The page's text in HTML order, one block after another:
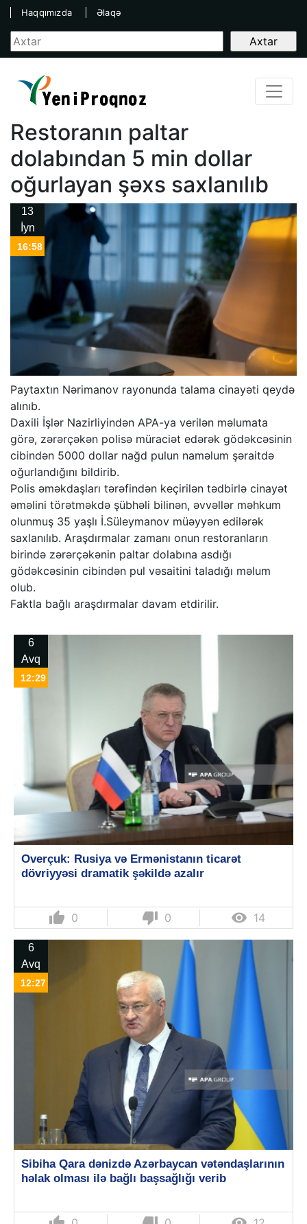
Haqqımızda Əlaqə
Restoranın paltar
dolabından 5 min dollar
oğurlayan şəxs saxlanılıb
13
İyn
16:58
Paytaxtın Nərimanov rayonunda talama cinayəti qeydə
alınıb.
Daxili İşlər Nazirliyindən APA-ya verilən məlumata
görə, zərərçəkən polisə müraciət edərək gödəkcəsinin
cibindən 5000 dollar nağd pulun naməlum şəraitdə
oğurlandığını bildirib.
Polis əməkdaşları tərəfindən keçirilən tədbirlə cinayət
əməlini törətməkdə şübhəli bilinən, əvvəllər məhkum
olunmuş 35 yaşlı İ.Süleymanov müəyyən edilərək
saxlanılıb. Araşdırmalar zamanı onun restoranların
birində zərərçəkənin paltar dolabına asdığı
gödəkcəsinin cibindən pul vəsaitini taladığı məlum
olub.
Faktla bağlı araşdırmalar davam etdirilir.
6
Avq
12:29
Overçuk: Rusiya və Ermənistanın ticarət
dövriyyəsi dramatik şəkildə azalır
thumb_up 0 thumb_down 0  14
6
Avq
12:27
Sibiha Qara dənizdə Azərbaycan vətəndaşlarının
həlak olması ilə bağlı başsağlığı verib